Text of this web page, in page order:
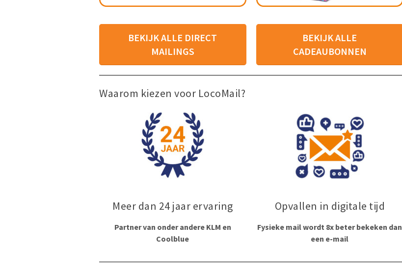
BEKIJK ALLE DIRECT
MAILINGS
BEKIJK ALLE
CADEAUBONNEN
Waarom kiezen voor LocoMail?
Meer dan 24 jaar ervaring
Partner van onder andere KLM en
Coolblue
Opvallen in digitale tijd
Fysieke mail wordt 8x beter bekeken dan
een e-mail